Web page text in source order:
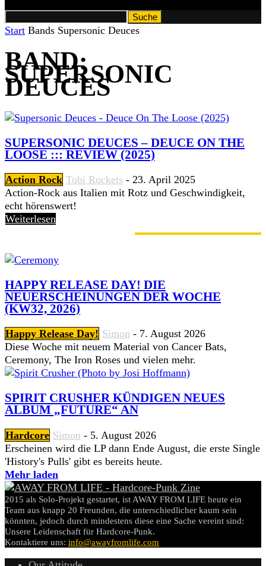
Start Bands Supersonic Deuces
BAND:
SUPERSONIC
DEUCES
SUPERSONIC DEUCES – DEUCE ON THE
LOOSE ::: REVIEW (2025)
Action Rock Tobi Rockets - 23. April 2025
Action-Rock aus Italien mit Rotz und Geschwindigkeit,
echt hörenswert!
Weiterlesen
HAPPY RELEASE DAY! DIE
NEUERSCHEINUNGEN DER WOCHE
(KW32, 2026)
Happy Release Day! Simon - 7. August 2026
Diese Woche mit neuem Material von Cancer Bats,
Ceremony, The Iron Roses und vielen mehr.
SPIRIT CRUSHER KÜNDIGEN NEUES
ALBUM „FUTURE“ AN
Hardcore Simon - 5. August 2026
Erscheinen wird die LP dann Ende August, die erste Single
'History's Pulls' gibt es bereits heute.
Mehr laden
2015 als Solo-Projekt gestartet, ist AWAY FROM LIFE heute ein
Team aus knapp 20 Freunden, die unterschiedlicher kaum sein
könnten, jedoch durch mindestens diese eine Sache vereint sind:
Unsere Leidenschaft für Hardcore-Punk.
Kontaktiere uns: info@awayfromlife.com